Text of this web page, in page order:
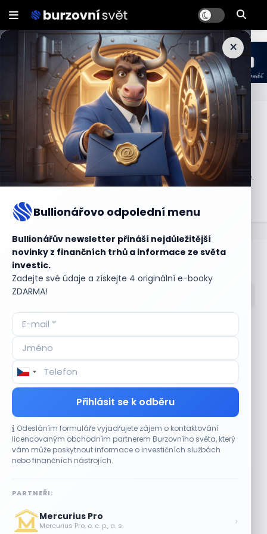
×
Bullionářovo odpolední menu
Bullionářův newsletter přináší nejdůležitější
novinky z finančních trhů a informace ze světa
investic.
Zadejte své údaje a získejte 4 originální e-booky
ZDARMA!
Přihlásit se k odběru
Odesláním formuláře vyjadřujete zájem o kontaktování
licencovaným obchodním partnerem Burzovního světa, který
vám může poskytnout informace o investičních službách
nebo finančních nástrojích.
PARTNEŘI:
Mercurius Pro
Mercurius Pro, o. c. p., a. s. ›
Počáteční marže
Počáteční marže je částka, kterou investor musí vložit
nebo mít k dispozici jako zálohu při obchodování s
finančními nástroji, jako jsou futures kontrakty nebo opce.
Tato marže slouží jako zabezpečení a pomáhá pokrýt
případné ztráty.
Bullionářův slovníček
Accumulate
ADR (Americké
depozitní certifikáty)
Advokátní úschova
Akcie
Akcie kmenová
Akcie na doručitele
Akcie prioritní
Akciové riziko (Risk On
Shares)
Akciové trhy
Alikvotní úrokový výnos
(AUV)
Alokace
Komunální dluhopisy
Konvertibilní obligace
Kotace
Kotovaná měna
Krátká pozice
Krátká pozice (short
selling)
Krátký klient